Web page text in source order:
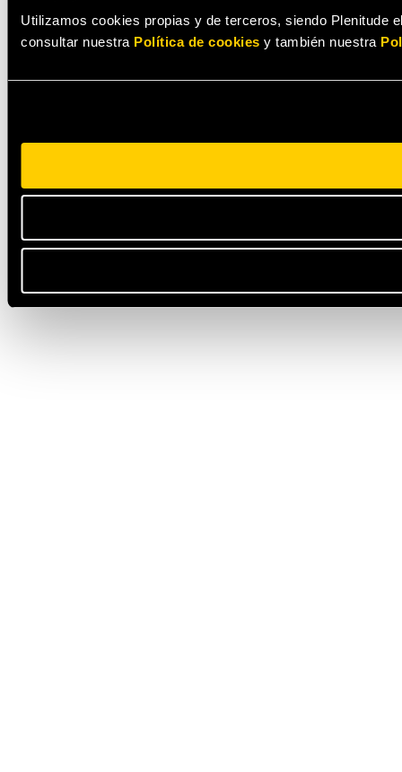
Utilizamos cookies propias y de terceros, siendo Plenitude
consultar nuestra Política de cookies y también nuestra